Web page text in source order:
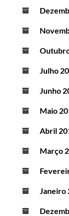
Julho
Junho
Maio
Abril
Março
Janeiro